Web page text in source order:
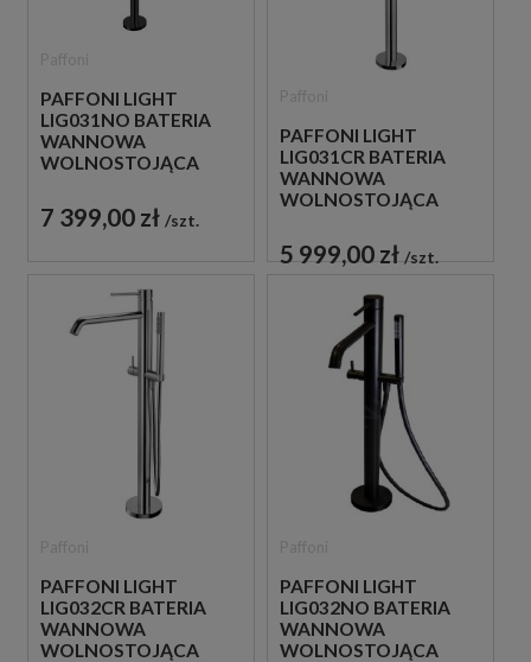
PAFFONI LIGHT
LIG031NO BATERIA
WANNOWA
WOLNOSTOJĄCA
7 399,00 zł szt.
PAFFONI LIGHT
LIG031CR BATERIA
WANNOWA
WOLNOSTOJĄCA
5 999,00 zł szt.
PAFFONI LIGHT
LIG032CR BATERIA
WANNOWA
WOLNOSTOJĄCA
PAFFONI LIGHT
LIG032NO BATERIA
WANNOWA
WOLNOSTOJĄCA